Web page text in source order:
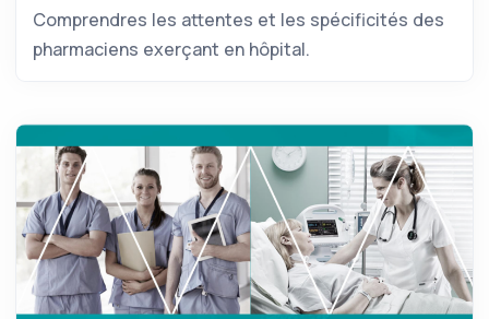
Comprendres les attentes et les spécificités des
pharmaciens exerçant en hôpital.